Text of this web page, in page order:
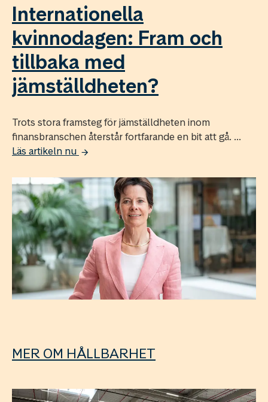
Internationella
kvinnodagen: Fram och
tillbaka med
jämställdheten?
Trots stora framsteg för jämställdheten inom
finansbranschen återstår fortfarande en bit att gå. ...
Läs artikeln nu
MER OM HÅLLBARHET